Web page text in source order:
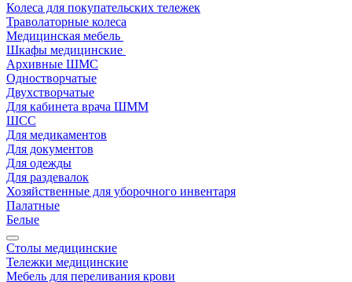
Колеса для покупательских тележек
Траволаторные колеса
Медицинская мебель
Шкафы медицинские
Архивные ШМС
Одностворчатые
Двухстворчатые
Для кабинета врача ШММ
ШСС
Для медикаментов
Для документов
Для одежды
Для раздевалок
Хозяйственные для уборочного инвентаря
Палатные
Белые
Столы медицинские
Тележки медицинские
Мебель для переливания крови